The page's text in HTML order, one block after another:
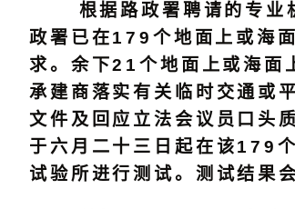
根据路政署聘请的专业机
政署已在179个地面上或海
求。余下21个地面上或海面
承建商落实有关临时交通或
文件及回应立法会议员口头
于六月二十三日起在该179
试验所进行测试。测试结果